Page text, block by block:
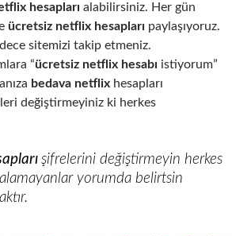
hesapları alabilirsiniz. Her gün
ücretsiz netflix hesapları paylaşıyoruz.
sitemizi takip etmeniz.
“ücretsiz netflix hesabı istiyorum”
bedava netflix hesapları
değiştirmeyiniz ki herkes
şifrelerini değiştirmeyin herkes
yorumda belirtsin